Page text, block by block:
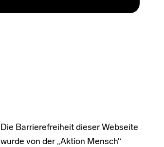
Die Barrierefreiheit dieser Webseite
wurde von der „Aktion Mensch“